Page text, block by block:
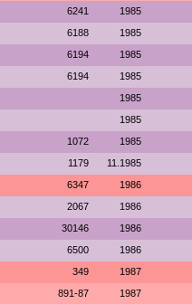
6241 1985
6188 1985
6194 1985
6194 1985
1985
1985
1072 1985
1179 11.1985
6347 1986
2067 1986
30146 1986
6500 1986
349 1987
891-87 1987